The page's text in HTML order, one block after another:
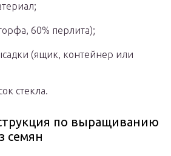
60% перлита);
(ящик, контейнер или
стекла.
по выращиванию
семян